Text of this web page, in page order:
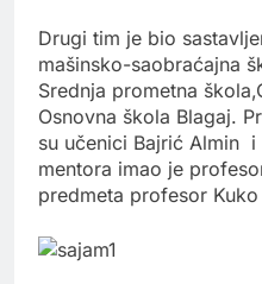
Drugi tim je bio
mašinsko-saobraćajna
Srednja prometna
Osnovna škola Blagaj.
su učenici Bajrić Almin
mentora imao je
predmeta profesor